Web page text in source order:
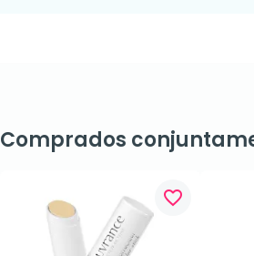
Comprados
favorite_border